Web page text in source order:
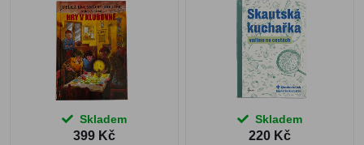
Skladem
399 Kč
Skladem
220 Kč